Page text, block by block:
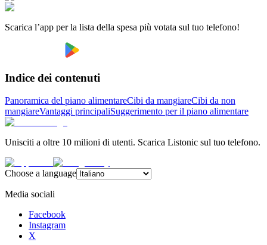
Scarica l’app per la lista della spesa più votata sul tuo telefono!
Indice dei contenuti
Panoramica del piano alimentareCibi da mangiareCibi da non
mangiareVantaggi principaliSuggerimento per il piano alimentare
Unisciti a oltre 10 milioni di utenti. Scarica Listonic sul tuo telefono.
Choose a language
Media sociali
Facebook
Instagram
X